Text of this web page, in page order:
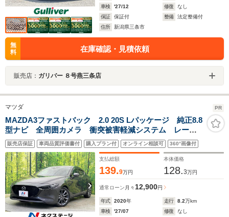
車検
'27/12 修復
なし
保証
保証付 整備
法定整備付
住所
新潟県三条市
無
料
在庫確認・見積依頼
販売店： ガリバー ８号燕三条店
マツダ PR
MAZDA3ファストバック 2.0 20S Lパッケージ 純正8.8
型ナビ 全周囲カメラ 衝突被害軽減システム レーダ
ークルーズ 禁煙車 革シート パワーシート シート
ヒーター ドラレコ ステアリングヒーター LEDヘッ
ド ETC 純正18インチAW
販売店保証 車両品質評価書付 購入プラン付 オンライン相談可 360°画像付
支払総額
139.9万円
本体価格
128.3万円
通常ローン 月々12,900円
年式 2020年 走行 8.2万km
車検
'27/07 修復
なし